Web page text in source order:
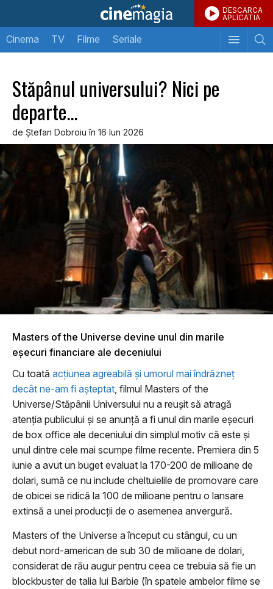
DESCARCA
APLICATIA
Cinema TV Filme Seriale
Stăpânul universului? Nici pe
departe...
de Ştefan Dobroiu în 16 Iun 2026
Masters of the Universe devine unul din marile
eşecuri financiare ale deceniului
Cu toată acţiunea agreabilă şi umorul mai îndrăzneţ
decât ne-am fi aşteptat , filmul Masters of the
Universe/Stăpânii Universului nu a reuşit să atragă
atenţia publicului şi se anunţă a fi unul din marile eşecuri
de box office ale deceniului din simplul motiv că este şi
unul dintre cele mai scumpe filme recente. Premiera din 5
iunie a avut un buget evaluat la 170-200 de milioane de
dolari, sumă ce nu include cheltuielile de promovare care
de obicei se ridică la 100 de milioane pentru o lansare
extinsă a unei producţii de o asemenea anvergură.
Masters of the Universe a început cu stângul, cu un
debut nord-american de sub 30 de milioane de dolari,
considerat de rău augur pentru ceea ce trebuia să fie un
blockbuster de talia lui Barbie (în spatele ambelor filme se